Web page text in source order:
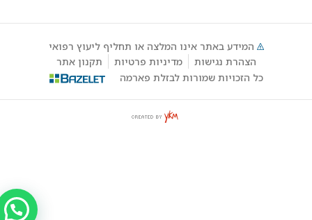
המידע באתר אינו המלצה או תחליף ליעוץ רפואי
הצהרת נגישות
מדיניות פרטיות
תקנון אתר
כל הזכויות שמורות לבזלת פארמה